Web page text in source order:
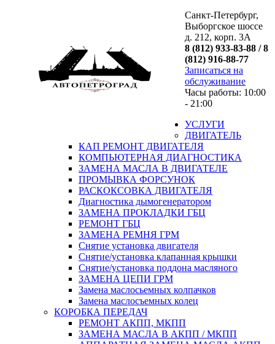
Санкт-Петербург,
Выборгское шоссе
д. 212, корп. 3А
8 (812) 933-83-88 / 8
(812) 916-88-77
Записаться на
обслуживание
Часы работы: 10:00
- 21:00
УСЛУГИ
ДВИГАТЕЛЬ
КАП РЕМОНТ ДВИГАТЕЛЯ
КОМПЬЮТЕРНАЯ ДИАГНОСТИКА
ЗАМЕНА МАСЛА В ДВИГАТЕЛЕ
ПРОМЫВКА ФОРСУНОК
РАСКОКСОВКА ДВИГАТЕЛЯ
Диагностика дымогенератором
ЗАМЕНА ПРОКЛАДКИ ГБЦ
РЕМОНТ ГБЦ
ЗАМЕНА РЕМНЯ ГРМ
Снятие установка двигателя
Cнятие/установка клапанная крышки
Cнятие/установка поддона масляного
ЗАМЕНА ЦЕПИ ГРМ
Замена маслосьемных колпачков
Замена маслосъемных колец
КОРОБКА ПЕРЕДАЧ
РЕМОНТ АКПП, МКПП
ЗАМЕНА МАСЛА В АКПП / МКПП